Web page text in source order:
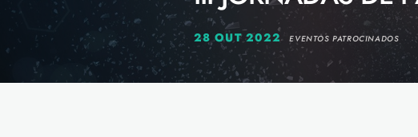
Como tornar-se
Medalhas de ouro
28 OUT 2022 EVENTOS PATROCINADOS